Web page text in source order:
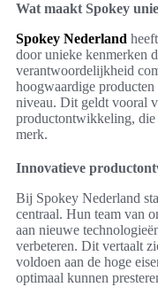
Wat maakt Spokey
Spokey Nederland
door unieke kenmerken
verantwoordelijkheid
hoogwaardige
niveau. Dit geldt vooral
productontwikkeling, die
merk.
Innovatieve
Bij Spokey Nederland
centraal. Hun team van
aan nieuwe
verbeteren. Dit vertaalt
voldoen aan de hoge
optimaal kunnen